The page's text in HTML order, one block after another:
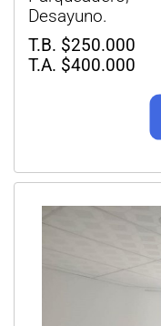
Desayuno.
T.B. $250.000
T.A. $400.000